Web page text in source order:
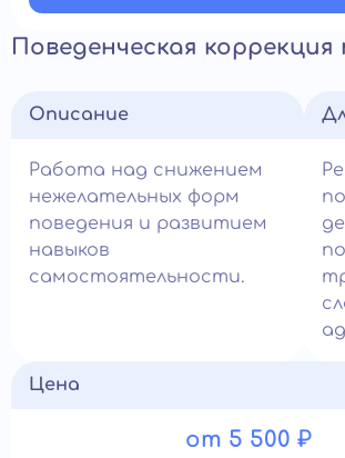
Поведенческая коррекция
Описание
Работа над снижением
нежелательных форм
поведения и развитием
навыков
самостоятельности.
Цена
от 5 500 ₽